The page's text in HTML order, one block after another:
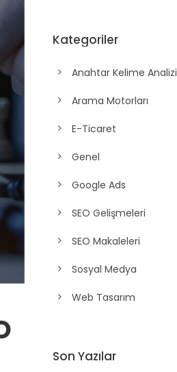
Kategoriler
Anahtar Kelime Analizi
Arama Motorları
E-Ticaret
Genel
Google Ads
SEO Gelişmeleri
SEO Makaleleri
Sosyal Medya
Web Tasarım
Son Yazılar